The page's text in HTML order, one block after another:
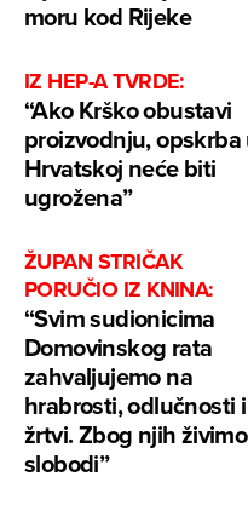
moru kod Rijeke
IZ HEP-A TVRDE:
“Ako Krško obustavi
proizvodnju, opskrba
Hrvatskoj neće biti
ugrožena”
ŽUPAN STRIČAK
PORUČIO IZ KNINA:
“Svim sudionicima
Domovinskog rata
zahvaljujemo na
hrabrosti, odlučnosti i
žrtvi. Zbog njih
slobodi”